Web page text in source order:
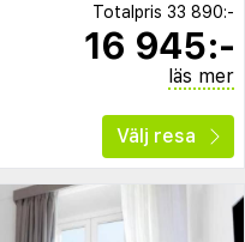
Totalpris 33 890:-
16 945:-
läs mer
Välj resa